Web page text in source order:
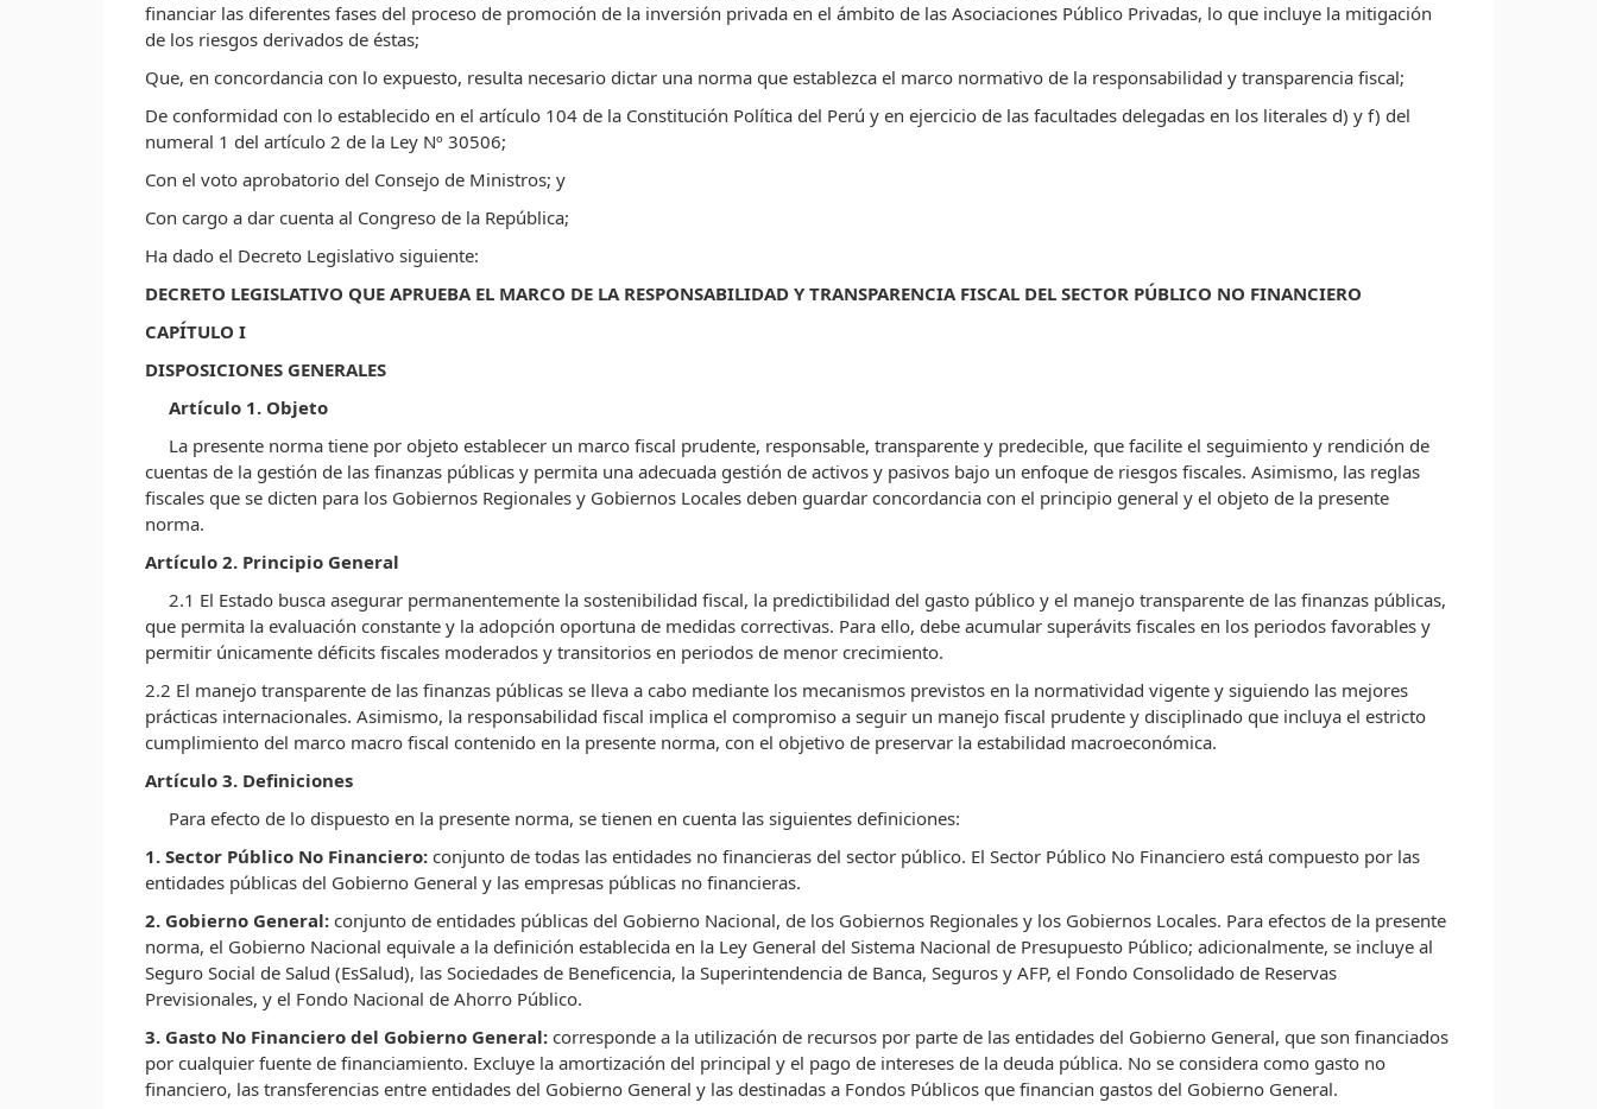
financiar las diferentes fases del proceso de promoción de la inversión privada en el ámbito de las Asociaciones Público Privadas, lo que incluye la mitigación
de los riesgos derivados de éstas;
Que, en concordancia con lo expuesto, resulta necesario dictar una norma que establezca el marco normativo de la responsabilidad y transparencia fiscal;
De conformidad con lo establecido en el artículo 104 de la Constitución Política del Perú y en ejercicio de las facultades delegadas en los literales d) y f) del
numeral 1 del artículo 2 de la Ley Nº 30506;
Con el voto aprobatorio del Consejo de Ministros; y
Con cargo a dar cuenta al Congreso de la República;
Ha dado el Decreto Legislativo siguiente:
DECRETO LEGISLATIVO QUE APRUEBA EL MARCO DE LA RESPONSABILIDAD Y TRANSPARENCIA FISCAL DEL SECTOR PÚBLICO NO FINANCIERO
CAPÍTULO I
DISPOSICIONES GENERALES
Artículo 1. Objeto
La presente norma tiene por objeto establecer un marco fiscal prudente, responsable, transparente y predecible, que facilite el seguimiento y rendición de
cuentas de la gestión de las finanzas públicas y permita una adecuada gestión de activos y pasivos bajo un enfoque de riesgos fiscales. Asimismo, las reglas
fiscales que se dicten para los Gobiernos Regionales y Gobiernos Locales deben guardar concordancia con el principio general y el objeto de la presente
norma.
Artículo 2. Principio General
2.1 El Estado busca asegurar permanentemente la sostenibilidad fiscal, la predictibilidad del gasto público y el manejo transparente de las finanzas públicas,
que permita la evaluación constante y la adopción oportuna de medidas correctivas. Para ello, debe acumular superávits fiscales en los periodos favorables y
permitir únicamente déficits fiscales moderados y transitorios en periodos de menor crecimiento.
2.2 El manejo transparente de las finanzas públicas se lleva a cabo mediante los mecanismos previstos en la normatividad vigente y siguiendo las mejores
prácticas internacionales. Asimismo, la responsabilidad fiscal implica el compromiso a seguir un manejo fiscal prudente y disciplinado que incluya el estricto
cumplimiento del marco macro fiscal contenido en la presente norma, con el objetivo de preservar la estabilidad macroeconómica.
Artículo 3. Definiciones
Para efecto de lo dispuesto en la presente norma, se tienen en cuenta las siguientes definiciones:
1. Sector Público No Financiero: conjunto de todas las entidades no financieras del sector público. El Sector Público No Financiero está compuesto por las
entidades públicas del Gobierno General y las empresas públicas no financieras.
2. Gobierno General: conjunto de entidades públicas del Gobierno Nacional, de los Gobiernos Regionales y los Gobiernos Locales. Para efectos de la presente
norma, el Gobierno Nacional equivale a la definición establecida en la Ley General del Sistema Nacional de Presupuesto Público; adicionalmente, se incluye al
Seguro Social de Salud (EsSalud), las Sociedades de Beneficencia, la Superintendencia de Banca, Seguros y AFP, el Fondo Consolidado de Reservas
Previsionales, y el Fondo Nacional de Ahorro Público.
3. Gasto No Financiero del Gobierno General: corresponde a la utilización de recursos por parte de las entidades del Gobierno General, que son financiados
por cualquier fuente de financiamiento. Excluye la amortización del principal y el pago de intereses de la deuda pública. No se considera como gasto no
financiero, las transferencias entre entidades del Gobierno General y las destinadas a Fondos Públicos que financian gastos del Gobierno General.